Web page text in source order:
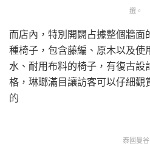
選。
而店內，特別開闢占據整個牆面
種椅子，包含藤編、原木以及
水、耐用布料的椅子，有復古設
格，琳瑯滿目讓訪客可以仔細觀
的
泰國曼谷